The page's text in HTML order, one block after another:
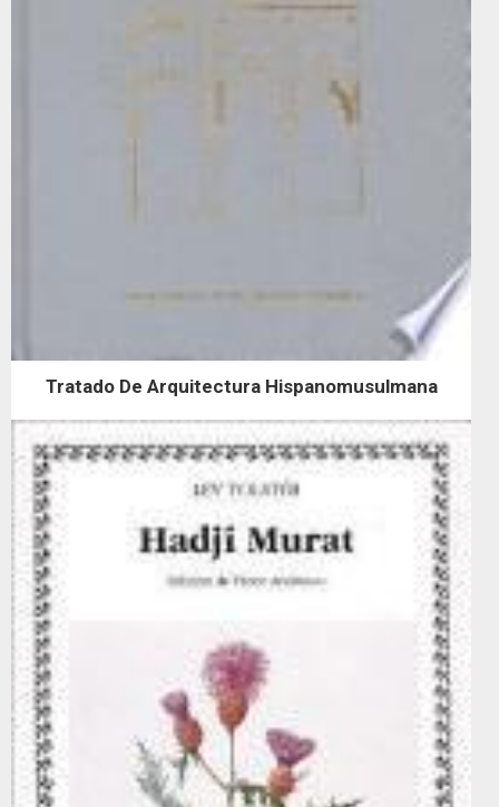
Tratado De Arquitectura Hispanomusulmana